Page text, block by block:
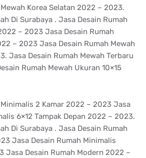
Korea Selatan 2022 – 2023.
Di Surabaya . Jasa Desain Rumah
– 2023 Jasa Desain Rumah
– 2023 Jasa Desain Rumah Mewah
Jasa Desain Rumah Mewah Terbaru
Rumah Mewah Ukuran 10×15
2 Kamar 2022 – 2023 Jasa
6×12 Tampak Depan 2022 – 2023.
Di Surabaya . Jasa Desain Rumah
Jasa Desain Rumah Minimalis
Jasa Desain Rumah Modern 2022 –